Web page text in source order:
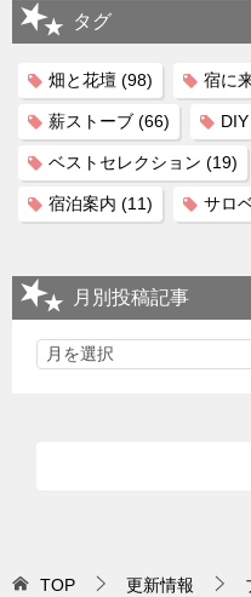
タグ
畑と花壇 (98) 宿に
薪ストーブ (66) DIY
ベストセレクション (19)
宿泊案内 (11) サロ
月別投稿記事
TOP 更新情報